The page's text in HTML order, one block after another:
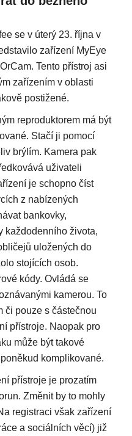
se v úterý 23. října v
zařízení MyEye
Tento přístroj asi
zařízením v oblasti
postižené.
reproduktorem má být
Stačí ji pomocí
brýlím. Kamera pak
uživateli
je schopno číst
z nabízených
bankovky,
každodenního života,
uložených do
stojících osob.
kódy. Ovládá se
kamerou. To
či pouze s částečnou
přístroje. Naopak pro
může být takové
komplikované.
přístroje je prozatím
Změnit by to mohly
registraci však zařízení
a sociálních věcí) již